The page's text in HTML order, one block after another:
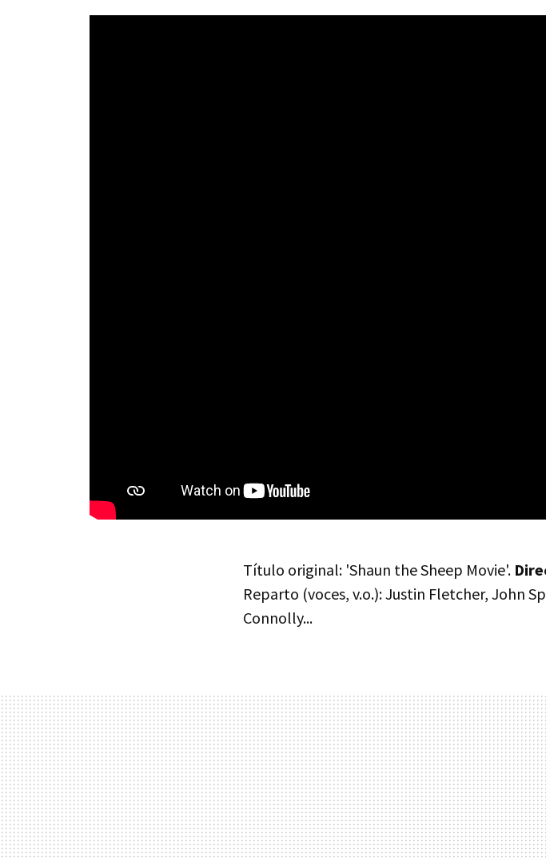
Título original: 'Shaun the Sheep Movie'.
Reparto (voces, v.o.): Justin Fletcher, John
Connolly...